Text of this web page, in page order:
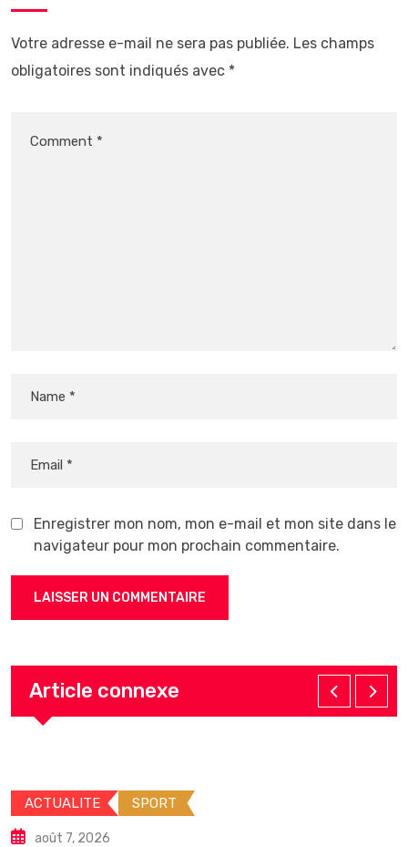
Votre adresse e-mail ne sera pas publiée. Les champs
obligatoires sont indiqués avec *
Enregistrer mon nom, mon e-mail et mon site dans le
navigateur pour mon prochain commentaire.
Article connexe
ACTUALITE SPORT
août 7, 2026